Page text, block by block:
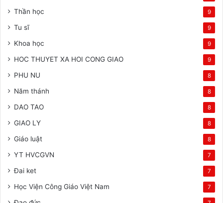
Thần học 9
Tu sĩ 9
Khoa học 9
HOC THUYET XA HOI CONG GIAO 9
PHU NU 8
Năm thánh 8
DAO TAO 8
GIAO LY 8
Giáo luật 8
YT HVCGVN 7
Đai ket 7
Học Viện Công Giáo Việt Nam 7